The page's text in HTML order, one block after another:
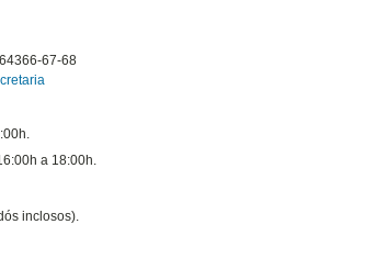
67-68
a 18:00h.
inclosos).